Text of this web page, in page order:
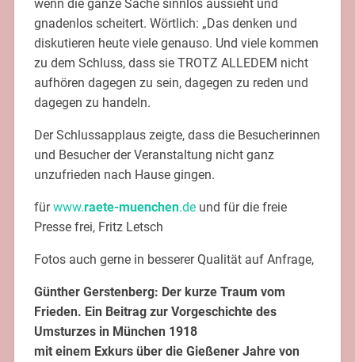
wenn die ganze Sache sinnlos aussieht und
gnadenlos scheitert. Wörtlich: „Das denken und
diskutieren heute viele genauso. Und viele kommen
zu dem Schluss, dass sie TROTZ ALLEDEM nicht
aufhören dagegen zu sein, dagegen zu reden und
dagegen zu handeln.
Der Schlussapplaus zeigte, dass die Besucherinnen
und Besucher der Veranstaltung nicht ganz
unzufrieden nach Hause gingen.
fürwww.raete-muenchen.deund für die freie
Presse frei, Fritz Letsch
Fotos auch gerne in besserer Qualität auf Anfrage,
Günther Gerstenberg: Der kurze Traum vom
Frieden. Ein Beitrag zur Vorgeschichte des
Umsturzes in München 1918
mit einem Exkurs über die Gießener Jahre von